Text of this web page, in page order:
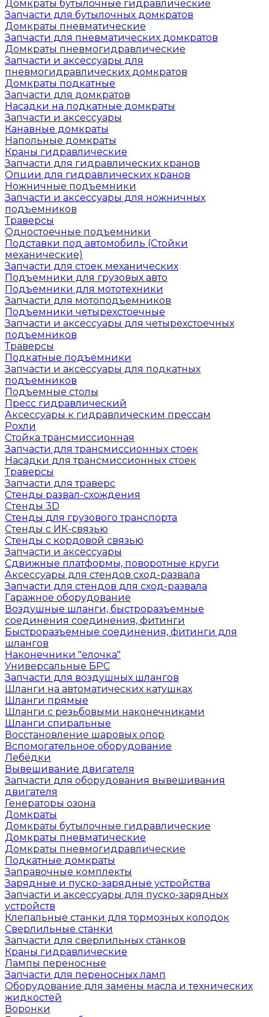
Домкраты бутылочные гидравлические
Запчасти для бутылочных домкратов
Домкраты пневматические
Запчасти для пневматических домкратов
Домкраты пневмогидравлические
Запчасти и аксессуары для
пневмогидравлических домкратов
Домкраты подкатные
Запчасти для домкратов
Насадки на подкатные домкраты
Запчасти и аксессуары
Канавные домкраты
Напольные домкраты
Краны гидравлические
Запчасти для гидравлических кранов
Опции для гидравлических кранов
Ножничные подъемники
Запчасти и аксессуары для ножничных
подъемников
Траверсы
Одностоечные подъемники
Подставки под автомобиль (Стойки
механические)
Запчасти для стоек механических
Подъемники для грузовых авто
Подъемники для мототехники
Запчасти для мотоподъемников
Подъемники четырехстоечные
Запчасти и аксессуары для четырехстоечных
подъемников
Траверсы
Подкатные подъемники
Запчасти и аксессуары для подкатных
подъемников
Подъемные столы
Пресс гидравлический
Аксессуары к гидравлическим прессам
Рохли
Стойка трансмиссионная
Запчасти для трансмиссионных стоек
Насадки для трансмиссионных стоек
Траверсы
Запчасти для траверс
Стенды развал-схождения
Стенды 3D
Стенды для грузового транспорта
Стенды с ИК-связью
Стенды с кордовой связью
Запчасти и аксессуары
Сдвижные платформы, поворотные круги
Аксессуары для стендов сход-развала
Запчасти для стендов для сход-развала
Гаражное оборудование
Воздушные шланги, быстроразъемные
соединения соединения, фитинги
Быстроразъемные соединения, фитинги для
шлангов
Наконечники "елочка"
Универсальные БРС
Запчасти для воздушных шлангов
Шланги на автоматических катушках
Шланги прямые
Шланги с резьбовыми наконечниками
Шланги спиральные
Восстановление шаровых опор
Вспомогательное оборудование
Лебёдки
Вывешивание двигателя
Запчасти для оборудования вывешивания
двигателя
Генераторы озона
Домкраты
Домкраты бутылочные гидравлические
Домкраты пневматические
Домкраты пневмогидравлические
Подкатные домкраты
Заправочные комплекты
Зарядные и пуско-зарядные устройства
Запчасти и аксессуары для пуско-зарядных
устройств
Клепальные станки для тормозных колодок
Сверлильные станки
Запчасти для сверлильных станков
Краны гидравлические
Лампы переносные
Запчасти для переносных ламп
Оборудование для замены масла и технических
жидкостей
Воронки